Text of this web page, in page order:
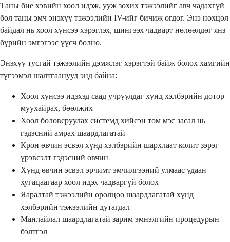
Таны бие хэвийн хоол идэж, ууж зохих тэжээлийг авч чадахгүй
бол таны эмч энэхүү тэжээлийн IV-ийг бичиж өгдөг. Энэ нөхцөл
байдал нь хоол хүнсээ хэрэглэх, шингээх чадварт нөлөөлдөг янз
бүрийн эмгэгээс үүсч болно.
Энэхүү тусгай тэжээлийн дэмжлэг хэрэгтэй байж болох хамгийн
түгээмэл шалтгаанууд энд байна:
Хоол хүнсээ идэхэд саад учруулдаг хүнд хэлбэрийн дотор
муухайрах, бөөлжих
Хоол боловсруулах системд хийсэн том мэс засал нь
гэдэсний амрах шаардлагатай
Крон өвчин эсвэл хүнд хэлбэрийн шархлаат колит зэрэг
үрэвсэлт гэдэсний өвчин
Хүнд өвчин эсвэл эрчимт эмчилгээний улмаас удаан
хугацаагаар хоол идэх чадваргүй болох
Яаралтай тэжээлийн оролцоо шаардлагатай хүнд
хэлбэрийн тэжээлийн дутагдал
Манлайлал шаардлагатай зарим эмнэлгийн процедурын
бэлтгэл